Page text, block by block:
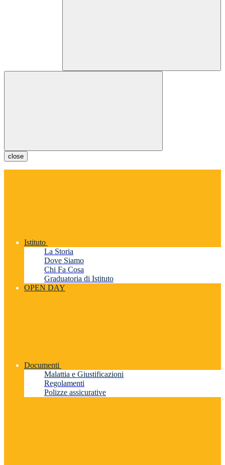
close
Istituto
La Storia
Dove Siamo
Chi Fa Cosa
Graduatoria di Istituto
OPEN DAY
Documenti
Malattia e Giustificazioni
Regolamenti
Polizze assicurative